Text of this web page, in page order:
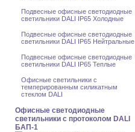
Подвесные офисные светодиодные
светильники DALI IP65 Холодные
Подвесные офисные светодиодные
светильники DALI IP65 Нейтральные
Подвесные офисные светодиодные
светильники DALI IP65 Теплые
Офисные светильники с
темперированным силикатным
стеклом DALI
Офисные светодиодные
светильники с протоколом DALI
БАП-1